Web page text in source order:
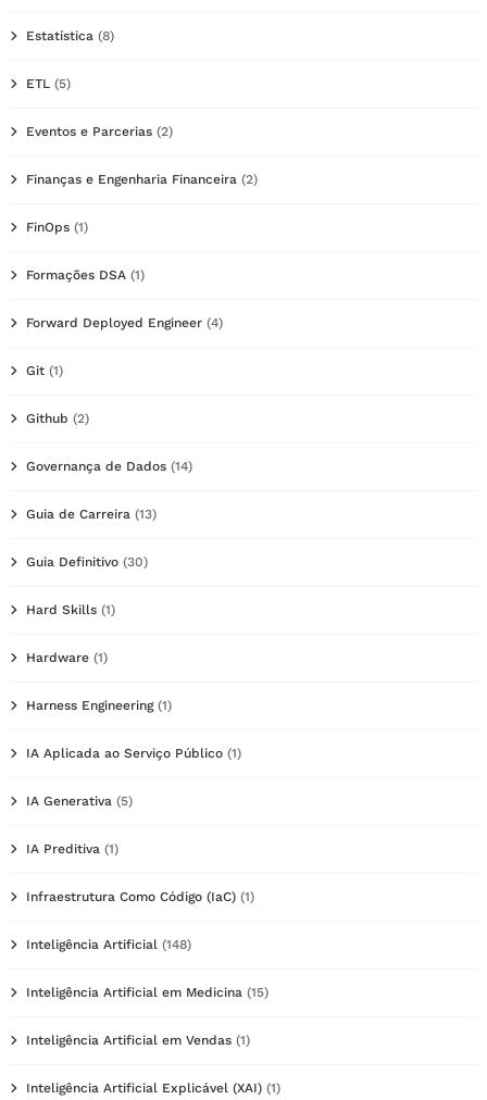
Estatística (8)
ETL (5)
Eventos e Parcerias (2)
Finanças e Engenharia Financeira (2)
FinOps (1)
Formações DSA (1)
Forward Deployed Engineer (4)
Git (1)
Github (2)
Governança de Dados (14)
Guia de Carreira (13)
Guia Definitivo (30)
Hard Skills (1)
Hardware (1)
Harness Engineering(1)
IA Aplicada ao Serviço Público (1)
IA Generativa (5)
IA Preditiva (1)
Infraestrutura Como Código (IaC) (1)
Inteligência Artificial (148)
Inteligência Artificial em Medicina (15)
Inteligência Artificial em Vendas (1)
Inteligência Artificial Explicável (XAI) (1)